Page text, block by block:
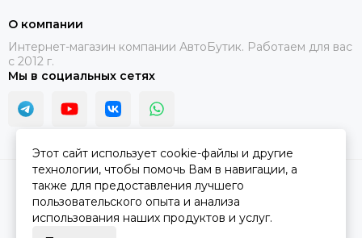
О компании
Интернет-магазин компании АвтоБутик. Работаем для вас
с 2012 г.
Мы в социальных сетях
2026 © АвтоБутик.Карта сайта
Этот сайт использует cookie-файлы и другие
технологии, чтобы помочь Вам в навигации, а
также для предоставления лучшего
пользовательского опыта и анализа
использования наших продуктов и услуг.